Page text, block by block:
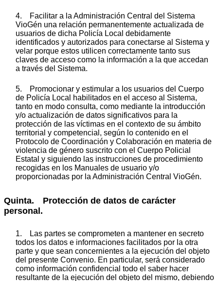
4. Facilitar a la Administración Central del Sistema
VioGén una relación permanentemente actualizada de
usuarios de dicha Policía Local debidamente
identificados y autorizados para conectarse al Sistema y
velar porque estos utilicen correctamente tanto sus
claves de acceso como la información a la que accedan
a través del Sistema.
5. Promocionar y estimular a los usuarios del Cuerpo
de Policía Local habilitados en el acceso al Sistema,
tanto en modo consulta, como mediante la introducción
y/o actualización de datos significativos para la
protección de las víctimas en el contexto de su ámbito
territorial y competencial, según lo contenido en el
Protocolo de Coordinación y Colaboración en materia de
violencia de género suscrito con el Cuerpo Policial
Estatal y siguiendo las instrucciones de procedimiento
recogidas en los Manuales de usuario y/o
proporcionadas por la Administración Central VioGén.
Quinta. Protección de datos de carácter
personal.
1. Las partes se comprometen a mantener en secreto
todos los datos e informaciones facilitados por la otra
parte y que sean concernientes a la ejecución del objeto
del presente Convenio. En particular, será considerado
como información confidencial todo el saber hacer
resultante de la ejecución del objeto del mismo, debiendo